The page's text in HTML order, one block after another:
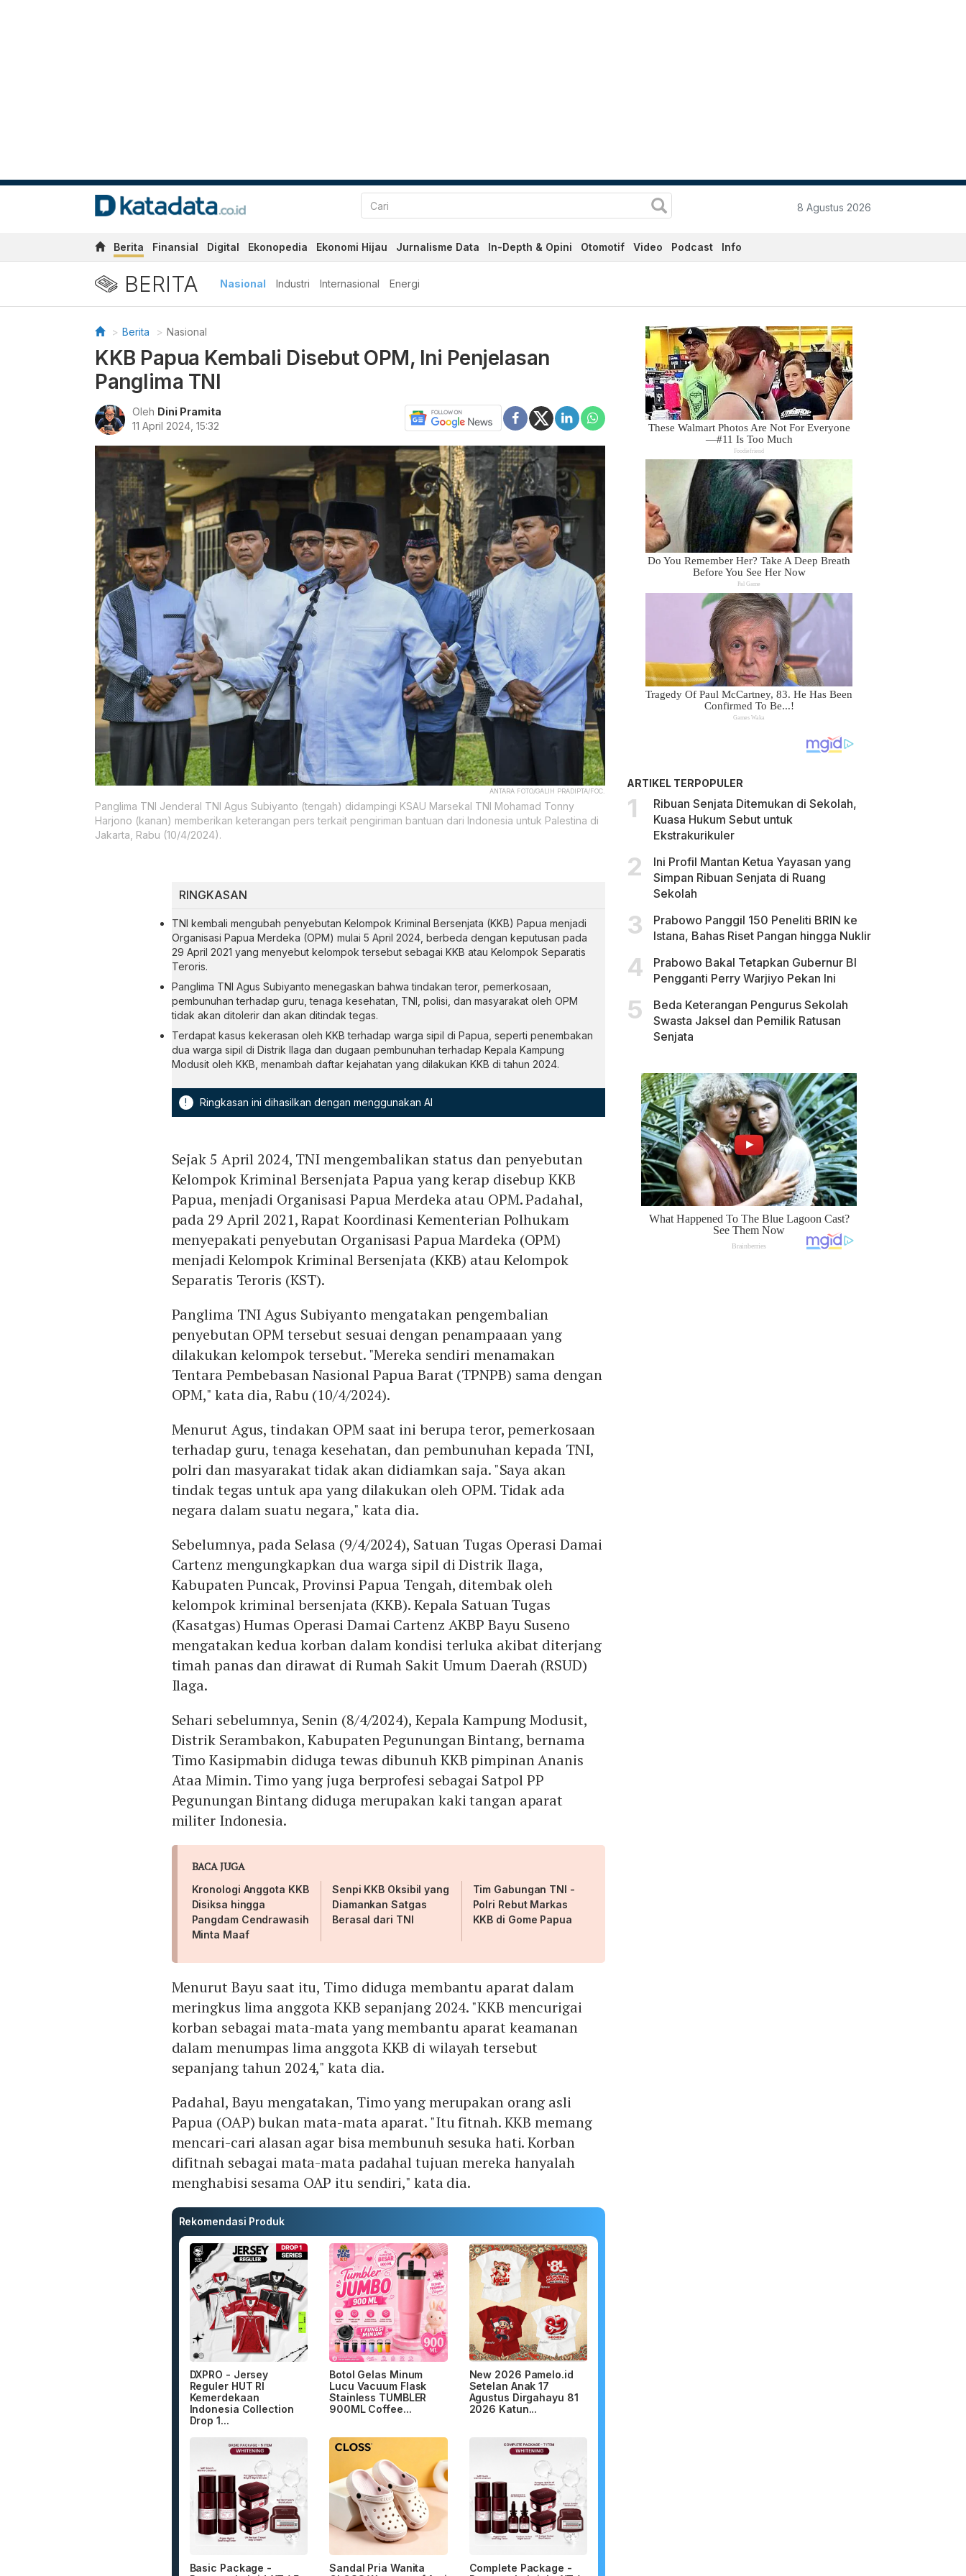
8 Agustus 2026
Berita Finansial Digital Ekonopedia Ekonomi Hijau Jurnalisme Data In-Depth & Opini Otomotif Video Podcast Info
BERITA Nasional Industri Internasional Energi
Berita Nasional
KKB Papua Kembali Disebut OPM, Ini Penjelasan
Panglima TNI
Oleh Dini Pramita
11 April 2024, 15:32
ANTARA FOTO/GALIH PRADIPTA/FOC.
Panglima TNI Jenderal TNI Agus Subiyanto (tengah) didampingi KSAU Marsekal TNI Mohamad Tonny
Harjono (kanan) memberikan keterangan pers terkait pengiriman bantuan dari Indonesia untuk Palestina di
Jakarta, Rabu (10/4/2024).
RINGKASAN
TNI kembali mengubah penyebutan Kelompok Kriminal Bersenjata (KKB) Papua menjadi
Organisasi Papua Merdeka (OPM) mulai 5 April 2024, berbeda dengan keputusan pada
29 April 2021 yang menyebut kelompok tersebut sebagai KKB atau Kelompok Separatis
Teroris.
Panglima TNI Agus Subiyanto menegaskan bahwa tindakan teror, pemerkosaan,
pembunuhan terhadap guru, tenaga kesehatan, TNI, polisi, dan masyarakat oleh OPM
tidak akan ditolerir dan akan ditindak tegas.
Terdapat kasus kekerasan oleh KKB terhadap warga sipil di Papua, seperti penembakan
dua warga sipil di Distrik Ilaga dan dugaan pembunuhan terhadap Kepala Kampung
Modusit oleh KKB, menambah daftar kejahatan yang dilakukan KKB di tahun 2024.
! Ringkasan ini dihasilkan dengan menggunakan AI
Sejak 5 April 2024, TNI mengembalikan status dan penyebutan
Kelompok Kriminal Bersenjata Papua yang kerap disebup KKB
Papua, menjadi Organisasi Papua Merdeka atau OPM. Padahal,
pada 29 April 2021, Rapat Koordinasi Kementerian Polhukam
menyepakati penyebutan Organisasi Papua Mardeka (OPM)
menjadi Kelompok Kriminal Bersenjata (KKB) atau Kelompok
Separatis Teroris (KST).
Panglima TNI Agus Subiyanto mengatakan pengembalian
penyebutan OPM tersebut sesuai dengan penampaaan yang
dilakukan kelompok tersebut. "Mereka sendiri menamakan
Tentara Pembebasan Nasional Papua Barat (TPNPB) sama dengan
OPM," kata dia, Rabu (10/4/2024).
Menurut Agus, tindakan OPM saat ini berupa teror, pemerkosaan
terhadap guru, tenaga kesehatan, dan pembunuhan kepada TNI,
polri dan masyarakat tidak akan didiamkan saja. "Saya akan
tindak tegas untuk apa yang dilakukan oleh OPM. Tidak ada
negara dalam suatu negara," kata dia.
Sebelumnya, pada Selasa (9/4/2024), Satuan Tugas Operasi Damai
Cartenz mengungkapkan dua warga sipil di Distrik Ilaga,
Kabupaten Puncak, Provinsi Papua Tengah, ditembak oleh
kelompok kriminal bersenjata (KKB). Kepala Satuan Tugas
(Kasatgas) Humas Operasi Damai Cartenz AKBP Bayu Suseno
mengatakan kedua korban dalam kondisi terluka akibat diterjang
timah panas dan dirawat di Rumah Sakit Umum Daerah (RSUD)
Ilaga.
Sehari sebelumnya, Senin (8/4/2024), Kepala Kampung Modusit,
Distrik Serambakon, Kabupaten Pegunungan Bintang, bernama
Timo Kasipmabin diduga tewas dibunuh KKB pimpinan Ananis
Ataa Mimin. Timo yang juga berprofesi sebagai Satpol PP
Pegunungan Bintang diduga merupakan kaki tangan aparat
militer Indonesia.
BACA JUGA
Kronologi Anggota KKB
Disiksa hingga
Pangdam Cendrawasih
Minta Maaf
Senpi KKB Oksibil yang
Diamankan Satgas
Berasal dari TNI
Tim Gabungan TNI -
Polri Rebut Markas
KKB di Gome Papua
Menurut Bayu saat itu, Timo diduga membantu aparat dalam
meringkus lima anggota KKB sepanjang 2024. "KKB mencurigai
korban sebagai mata-mata yang membantu aparat keamanan
dalam menumpas lima anggota KKB di wilayah tersebut
sepanjang tahun 2024," kata dia.
Padahal, Bayu mengatakan, Timo yang merupakan orang asli
Papua (OAP) bukan mata-mata aparat. "Itu fitnah. KKB memang
mencari-cari alasan agar bisa membunuh sesuka hati. Korban
difitnah sebagai mata-mata padahal tujuan mereka hanyalah
menghabisi sesama OAP itu sendiri," kata dia.
Rekomendasi Produk
DXPRO - Jersey
Reguler HUT RI
Kemerdekaan
Indonesia Collection
Drop 1...
Botol Gelas Minum
Lucu Vacuum Flask
Stainless TUMBLER
900ML Coffee...
New 2026 Pamelo.id
Setelan Anak 17
Agustus Dirgahayu 81
2026 Katun...
Basic Package -
Sandal Pria Wanita
Complete Package -
ARTIKEL TERPOPULER
Ribuan Senjata Ditemukan di Sekolah,
Kuasa Hukum Sebut untuk
Ekstrakurikuler
Ini Profil Mantan Ketua Yayasan yang
Simpan Ribuan Senjata di Ruang
Sekolah
Prabowo Panggil 150 Peneliti BRIN ke
Istana, Bahas Riset Pangan hingga Nuklir
Prabowo Bakal Tetapkan Gubernur BI
Pengganti Perry Warjiyo Pekan Ini
Beda Keterangan Pengurus Sekolah
Swasta Jaksel dan Pemilik Ratusan
Senjata